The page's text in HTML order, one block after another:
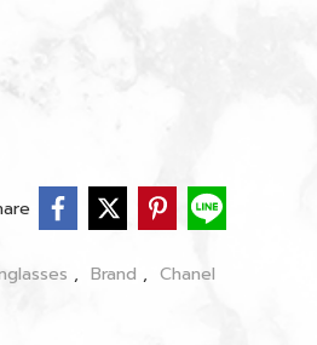
, Brand , Chanel